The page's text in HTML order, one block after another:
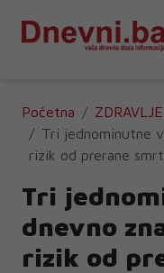
Početna
ZDRAVLJE
Tri jednominutne
rizik od prerane
Tri
dnevno
rizik od